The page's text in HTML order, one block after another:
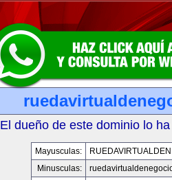
El dueño de este dominio lo
Mayusculas:
Minusculas: